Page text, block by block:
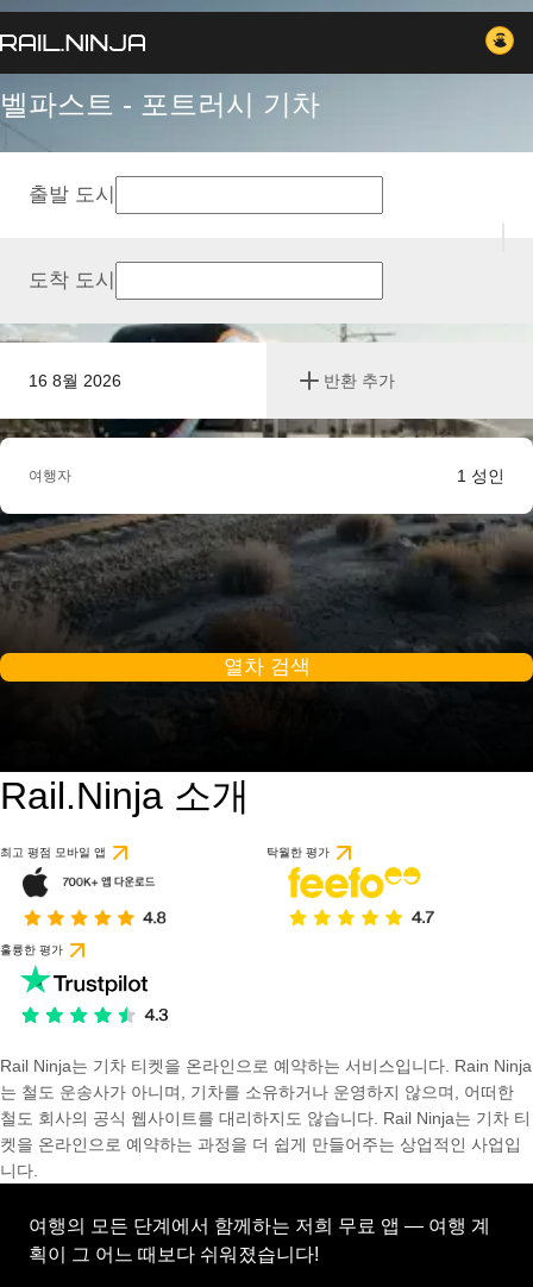
벨파스트 - 포트러시 기차
16 8월 2026 반환 추가
출발 도시
도착 도시
여행자 1 성인
열차 검색
Rail.Ninja 소개
최고 평점 모바일 앱 탁월한 평가
훌륭한 평가
Rail Ninja는 기차 티켓을 온라인으로 예약하는 서비스입니다. Rain Ninja
는 철도 운송사가 아니며, 기차를 소유하거나 운영하지 않으며, 어떠한
철도 회사의 공식 웹사이트를 대리하지도 않습니다. Rail Ninja는 기차 티
켓을 온라인으로 예약하는 과정을 더 쉽게 만들어주는 상업적인 사업입
니다.
여행의 모든 단계에서 함께하는 저희 무료 앱 — 여행 계
획이 그 어느 때보다 쉬워졌습니다!